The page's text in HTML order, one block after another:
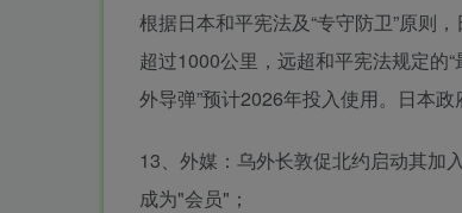
根据日本和平宪法及“专守防卫”原则
超过1000公里，远超和平宪法规定的
外导弹”预计2026年投入使用。日本政
13、外媒：乌外长敦促北约启动其加
成为"会员"；